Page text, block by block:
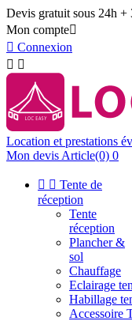
Devis gratuit sous 24h +
Mon compte
 Connexion
 
Location et prestations
Mon devis Article(0) 0
  Tente de
réception
Tente
réception
Plancher &
sol
Chauffage
Eclairage
Habillage
Accessoire